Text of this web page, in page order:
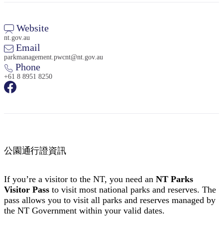
Website
nt.gov.au
Email
parkmanagement.pwcnt@nt.gov.au
Phone
+61 8 8951 8250
公園通行證資訊
If you’re a visitor to the NT, you need an NT Parks
Visitor Pass to visit most national parks and reserves. The
pass allows you to visit all parks and reserves managed by
the NT Government within your valid dates.